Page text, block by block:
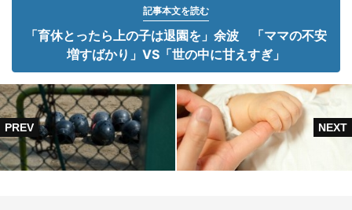
記事本文を読む
「育休とったら上の子は退園を」余波 「ママの不安
増すばかり」VS「世の中に甘えすぎ」